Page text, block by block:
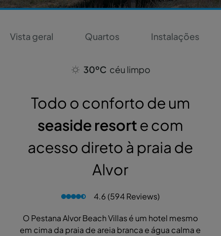
Vista geral Quartos Instalações
30ºC céu limpo
Todo o conforto de um
seaside resorte com
acesso direto à praia de
Alvor
4.6 (594 Reviews)
O Pestana Alvor Beach Villas é um hotel mesmo
em cima da praia de areia branca e água calma e